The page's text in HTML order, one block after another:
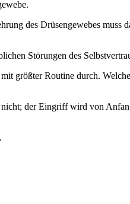
des Drüsengewebes muss
Störungen des
größter Routine durch.
der Eingriff wird von